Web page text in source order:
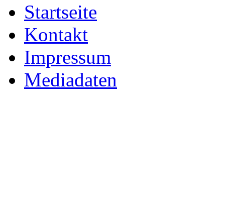
Startseite
Kontakt
Impressum
Mediadaten